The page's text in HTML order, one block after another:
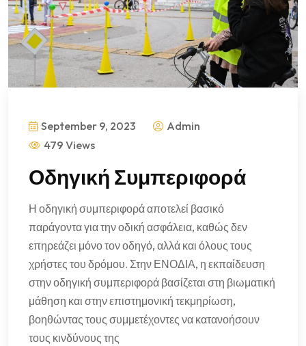
September 9, 2023
Admin
479 Views
Οδηγική Συμπεριφορά
Η οδηγική συμπεριφορά αποτελεί βασικό
παράγοντα για την οδική ασφάλεια, καθώς δεν
επηρεάζει μόνο τον οδηγό, αλλά και όλους τους
χρήστες του δρόμου. Στην ΕΝΟΔΙΑ, η εκπαίδευση
στην οδηγική συμπεριφορά βασίζεται στη βιωματική
μάθηση και στην επιστημονική τεκμηρίωση,
βοηθώντας τους συμμετέχοντες να κατανοήσουν
τους κινδύνους της